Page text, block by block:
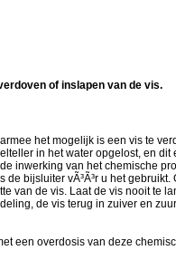
of inslapen van de vis.
het mogelijk is een vis te
in het water opgelost, en dit
inwerking van het chemische
bijsluiter vÃ³Ã³r u het gebruikt.
van de vis. Laat de vis nooit te
de vis terug in zuiver en
een overdosis van deze